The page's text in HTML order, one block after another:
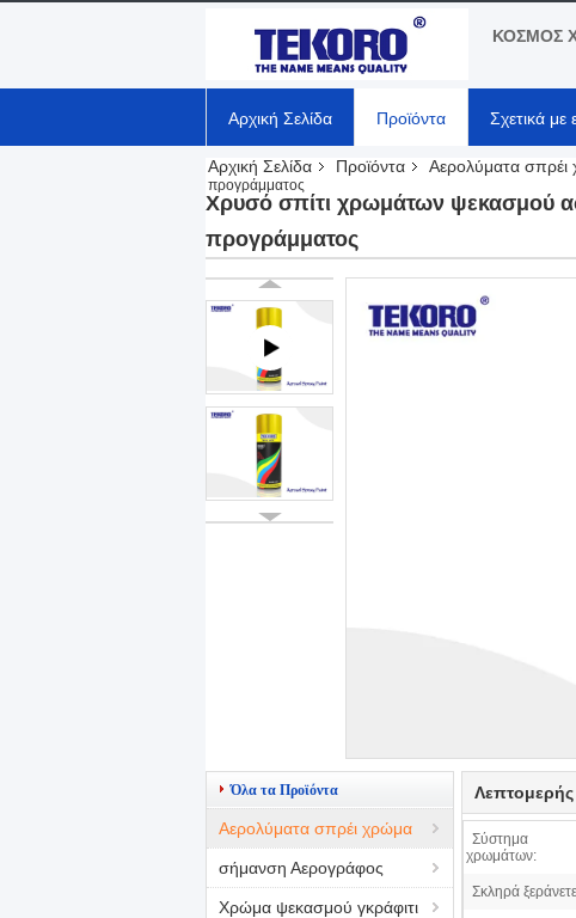
ΚΟΣΜΟΣ
Αρχική Σελίδα Προϊόντα Σχετικά με
Αρχική Σελίδα Προϊόντα Αερολύματα σπρέι
προγράμματος
Χρυσό σπίτι χρωμάτων ψεκασμού
προγράμματος
Όλα τα Προϊόντα
Αερολύματα σπρέι χρώμα
σήμανση Αερογράφος
Χρώμα ψεκασμού γκράφιτι
Σύστημα
χρωμάτων:
Σκληρά